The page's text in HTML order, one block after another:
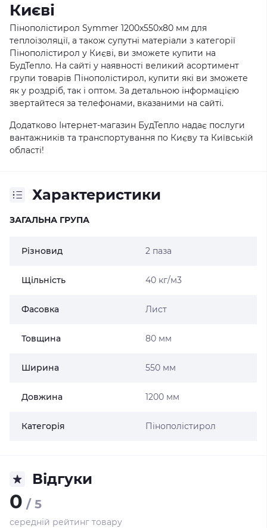
Києві
Пінополістирол Symmer 1200x550x80 мм для
теплоізоляції, а також супутні матеріали з категорії
Пінополістирол у Києві, ви зможете купити на
БудТепло. На сайті у наявності великий асортимент
групи товарів Пінополістирол, купити які ви зможете
як у роздріб, так і оптом. За детальною інформацією
звертайтеся за телефонами, вказаними на сайті.
Додатково Інтернет-магазин БудТепло надає послуги
вантажників та транспортування по Києву та Київській
області!
Характеристики
ЗАГАЛЬНА ГРУПА
Різновид 2 паза
Щільність 40 кг/м3
Фасовка Лист
Товщина 80 мм
Ширина 550 мм
Довжина 1200 мм
Категорія Пінополістирол
Відгуки
0 / 5
середній рейтинг товару